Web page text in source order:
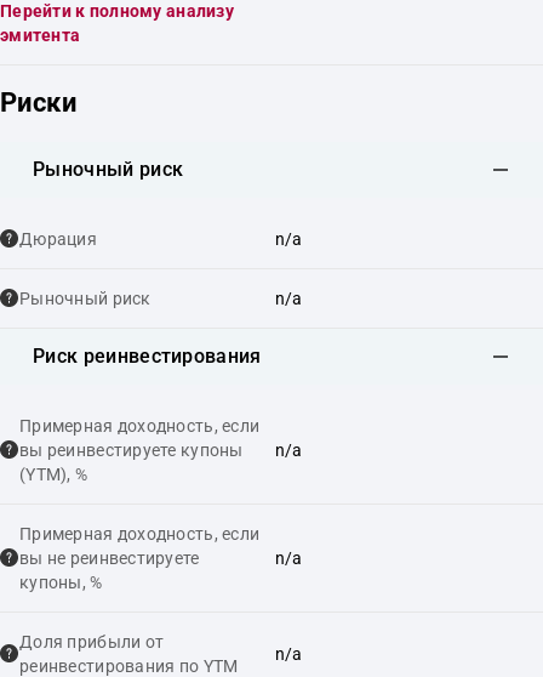
Перейти к полному анализу
эмитента
Риски
Рыночный риск
Дюрация n/a
Рыночный риск n/a
Риск реинвестирования
Примерная доходность, если
вы реинвестируете купоны
(YTM), %
n/a
Примерная доходность, если
вы не реинвестируете
купоны, %
n/a
Доля прибыли от
реинвестирования по YTM
n/a